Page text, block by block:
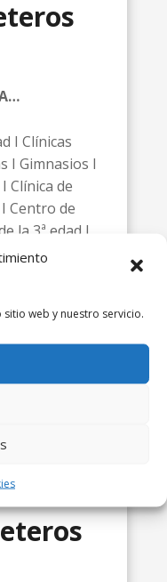
web y nuestro servicio.
I Clínicas
I Gimnasios I
Clínica de
Centro de
la 3ª edad I